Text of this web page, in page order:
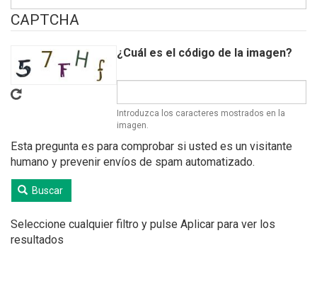
CAPTCHA
¿Cuál es el código de la imagen?
Introduzca los caracteres mostrados en la
imagen.
Esta pregunta es para comprobar si usted es un visitante
humano y prevenir envíos de spam automatizado.
Buscar
Seleccione cualquier filtro y pulse Aplicar para ver los
resultados